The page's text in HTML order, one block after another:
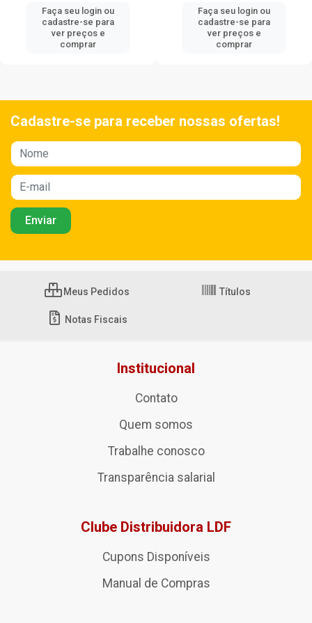
Faça seu login ou
cadastre-se para
ver preços e
comprar
Faça seu login ou
cadastre-se para
ver preços e
comprar
Cadastre-se para receber nossas ofertas!
Meus Pedidos Títulos
Notas Fiscais
Institucional
Contato
Quem somos
Trabalhe conosco
Transparência salarial
Clube Distribuidora LDF
Cupons Disponíveis
Manual de Compras